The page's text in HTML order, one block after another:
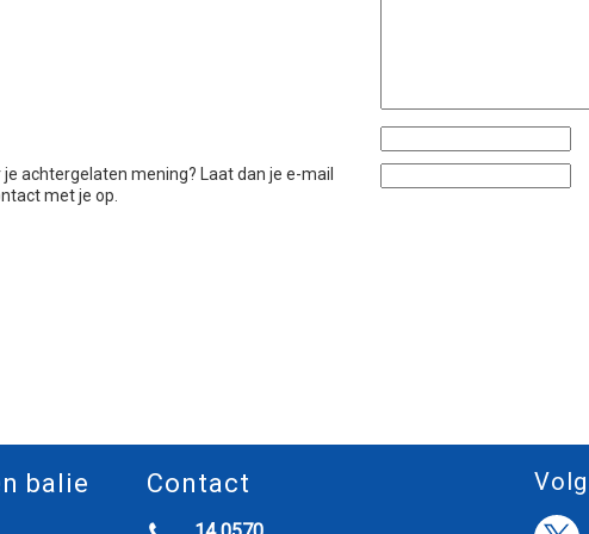
achtergelaten mening? Laat dan je e-mail
met je op.
balie Contact